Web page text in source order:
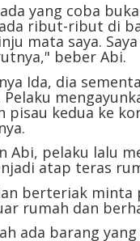
yang coba
ribut-ribut di
mata saya.
beber Abi.
Ida, dia
pisau kedua ke
Abi, pelaku lalu
atap teras
berteriak
rumah dan
ada barang